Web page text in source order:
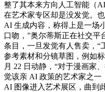
整了其本来方向人工智能（
在艺术家专区却是没发觉。
AI 生成内容，称得上是一场
口吻，”奥尔蒂斯正在社交平
条目，一旦发觉有人售卖，“
参考素材和分镜草图，例如
月 22 日动静，“对于漫画家
觉该亲 AI 政策的艺术家之一
AI 图像进入艺术展区，曲到